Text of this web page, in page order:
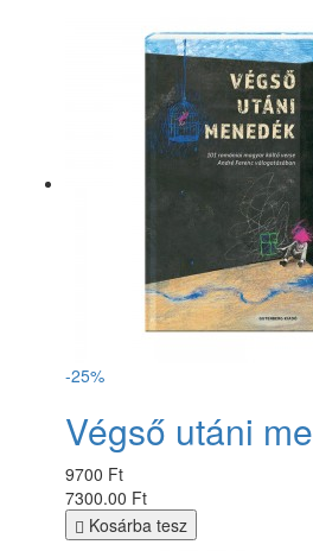
-25%
Végső utáni
9700 Ft
7300.00 Ft
Kosárba tesz